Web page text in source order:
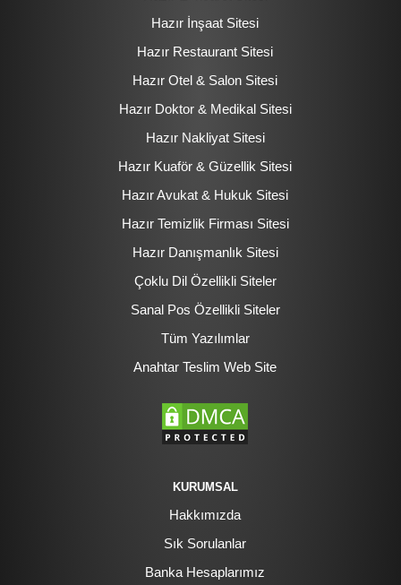
Hazır İnşaat Sitesi
Hazır Restaurant Sitesi
Hazır Otel & Salon Sitesi
Hazır Doktor & Medikal Sitesi
Hazır Nakliyat Sitesi
Hazır Kuaför & Güzellik Sitesi
Hazır Avukat & Hukuk Sitesi
Hazır Temizlik Firması Sitesi
Hazır Danışmanlık Sitesi
Çoklu Dil Özellikli Siteler
Sanal Pos Özellikli Siteler
Tüm Yazılımlar
Anahtar Teslim Web Site
KURUMSAL
Hakkımızda
Sık Sorulanlar
Banka Hesaplarımız